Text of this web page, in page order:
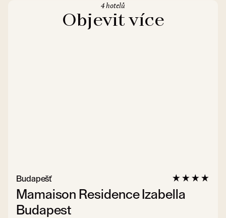
Objevit více
4 hotelů
Mamaison Residence Izabella
Budapest
Budapešť